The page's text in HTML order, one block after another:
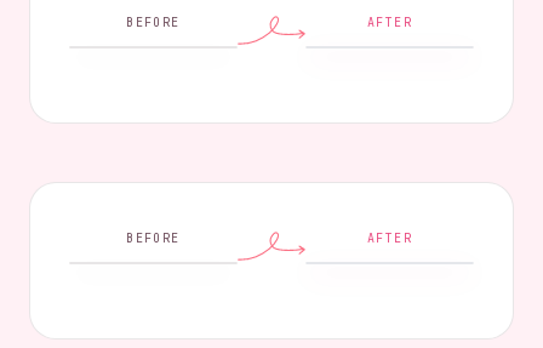
BEFORE AFTER
BEFORE AFTER